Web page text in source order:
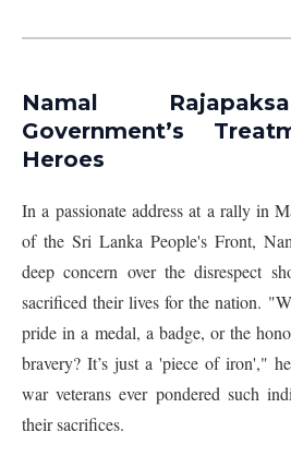
Namal
Government’s
Heroes
In a passionate address at a rally in
of the Sri Lanka People's Front,
deep concern over the disrespect
sacrificed their lives for the nation.
pride in a medal, a badge, or the
bravery? It’s just a 'piece of iron',"
war veterans ever pondered such
their sacrifices.